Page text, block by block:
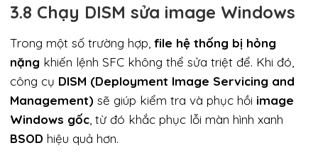
3.8 Chạy DISM sửa image Windows
Trong một số trường hợp, file hệ thống bị hỏng
nặng khiến lệnh SFC không thể sửa triệt để. Khi đó,
công cụ DISM (Deployment Image Servicing and
Management) sẽ giúp kiểm tra và phục hồi image
Windows gốc , từ đó khắc phục lỗi màn hình xanh
BSOD hiệu quả hơn.